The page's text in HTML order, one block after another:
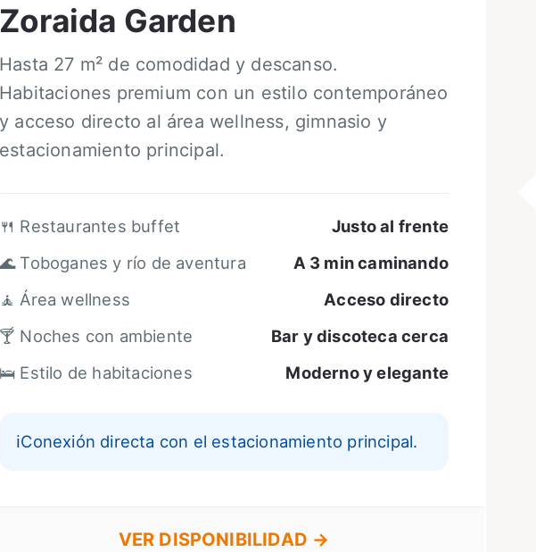
Zoraida Garden
Hasta 27 m² de comodidad y descanso.
Habitaciones premium con un estilo contemporáneo
y acceso directo al área wellness, gimnasio y
estacionamiento principal.
🍴 Restaurantes buffet
Justo al frente
🌊 Toboganes y río de aventura
A 3 min caminando
🧘 Área wellness
Acceso directo
🍸 Noches con ambiente
Bar y discoteca cerca
🛌 Estilo de habitaciones
Moderno y elegante
ℹ️Conexión directa con el estacionamiento principal.
VER DISPONIBILIDAD →